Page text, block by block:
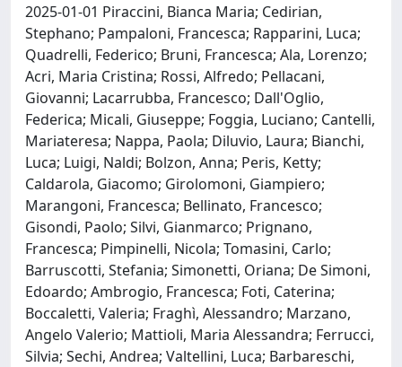
2025-01-01 Piraccini, Bianca Maria; Cedirian,
Stephano; Pampaloni, Francesca; Rapparini, Luca;
Quadrelli, Federico; Bruni, Francesca; Ala, Lorenzo;
Acri, Maria Cristina; Rossi, Alfredo; Pellacani,
Giovanni; Lacarrubba, Francesco; Dall'Oglio,
Federica; Micali, Giuseppe; Foggia, Luciano; Cantelli,
Mariateresa; Nappa, Paola; Diluvio, Laura; Bianchi,
Luca; Luigi, Naldi; Bolzon, Anna; Peris, Ketty;
Caldarola, Giacomo; Girolomoni, Giampiero;
Marangoni, Francesca; Bellinato, Francesco;
Gisondi, Paolo; Silvi, Gianmarco; Prignano,
Francesca; Pimpinelli, Nicola; Tomasini, Carlo;
Barruscotti, Stefania; Simonetti, Oriana; De Simoni,
Edoardo; Ambrogio, Francesca; Foti, Caterina;
Boccaletti, Valeria; Fraghì, Alessandro; Marzano,
Angelo Valerio; Mattioli, Maria Alessandra; Ferrucci,
Silvia; Sechi, Andrea; Valtellini, Luca; Barbareschi,